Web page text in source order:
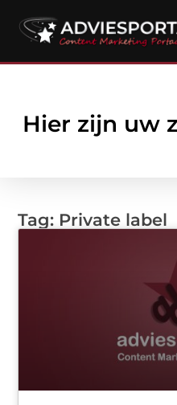
Hier zijn uw
Tag: Private label